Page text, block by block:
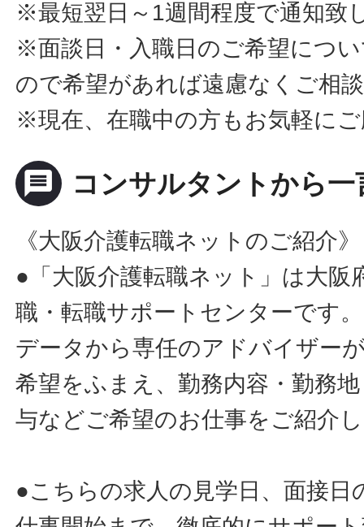
※最短翌日～1週間程度で通知致
※面談日・入職日のご希望につ
ので希望があれば遠慮なくご相
※現在、在職中の方もお気軽に
message コンサルタントから一
《大阪介護転職ネットのご紹介》
●「大阪介護転職ネット」は大阪
職・転職サポートセンターです
データから専任のアドバイザー
希望をふまえ、勤務内容・勤務
与などご希望のお仕事をご紹介
●こちらの求人の見学日、面接日